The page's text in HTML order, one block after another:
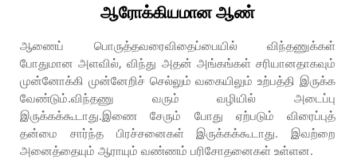
ஆரோக்கியமான ஆண்
ஆணைப் பொருத்தவரைவிதைப்பையில் விந்தணுக்கள்
போதுமான அளவில், விந்து அதன் அங்கங்கள் சரியானதாகவும்
முன்னோக்கி முன்னேறிச் செல்லும் வகையிலும் உற்பத்தி இருக்க
வேண்டும்.விந்தணு வரும் வழியில் அடைப்பு
இருக்கக்கூடாது.இணை சேரும் போது ஏற்படும் விரைப்புத்
தன்மை சார்ந்த பிரச்சனைகள் இருக்கக்கூடாது. இவற்றை
அனைத்தையும் ஆராயும் வண்ணம் பரிசோதனைகள் உள்ளன.